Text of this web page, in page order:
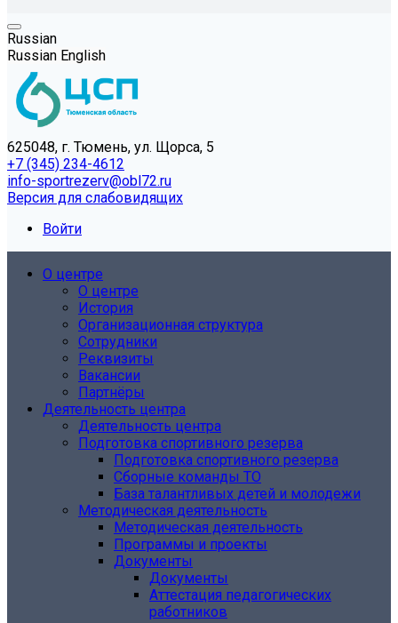
Russian
Russian English
625048, г. Тюмень, ул. Щорса, 5
+7 (345) 234-4612
info-sportrezerv@obl72.ru
Версия для слабовидящих
Войти
О центре
О центре
История
Организационная структура
Сотрудники
Реквизиты
Вакансии
Партнёры
Деятельность центра
Деятельность центра
Подготовка спортивного резерва
Подготовка спортивного резерва
Сборные команды ТО
База талантливых детей и молодежи
Методическая деятельность
Методическая деятельность
Программы и проекты
Документы
Документы
Аттестация педагогических
работников